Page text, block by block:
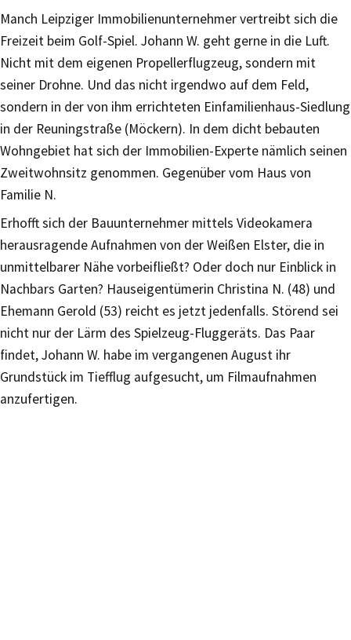
Manch Leipziger Immobilienunternehmer vertreibt sich die
Freizeit beim Golf-Spiel. Johann W. geht gerne in die Luft.
Nicht mit dem eigenen Propellerflugzeug, sondern mit
seiner Drohne. Und das nicht irgendwo auf dem Feld,
sondern in der von ihm errichteten Einfamilienhaus-Siedlung
in der Reuningstraße (Möckern). In dem dicht bebauten
Wohngebiet hat sich der Immobilien-Experte nämlich seinen
Zweitwohnsitz genommen. Gegenüber vom Haus von
Familie N.
Erhofft sich der Bauunternehmer mittels Videokamera
herausragende Aufnahmen von der Weißen Elster, die in
unmittelbarer Nähe vorbeifließt? Oder doch nur Einblick in
Nachbars Garten? Hauseigentümerin Christina N. (48) und
Ehemann Gerold (53) reicht es jetzt jedenfalls. Störend sei
nicht nur der Lärm des Spielzeug-Fluggeräts. Das Paar
findet, Johann W. habe im vergangenen August ihr
Grundstück im Tiefflug aufgesucht, um Filmaufnahmen
anzufertigen.